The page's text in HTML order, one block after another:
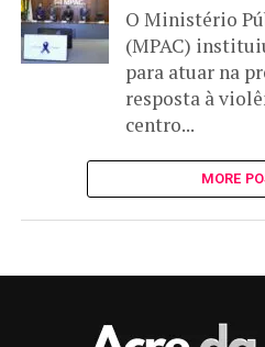
O Ministério
(MPAC)
para atuar na
resposta à
centro...
MORE